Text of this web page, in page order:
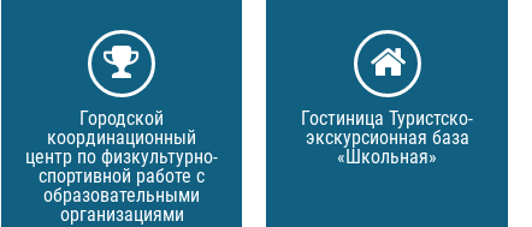
Городской
координационный
центр по физкультурно-
спортивной работе с
образовательными
организациями
Гостиница Туристско-
экскурсионная база
«Школьная»